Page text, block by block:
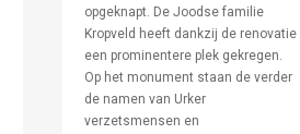
opgeknapt. De Joodse familie
Kropveld heeft dankzij de renovatie
een prominentere plek gekregen.
Op het monument staan de verder
de namen van Urker
verzetsmensen en